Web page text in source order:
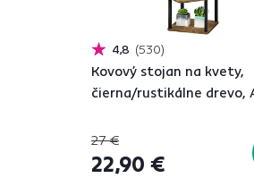
4,8 530
Kovový stojan na kvety,
čierna/rustikálne drevo,
27 €
22,90 €